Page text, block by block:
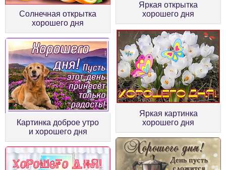
Солнечная открытка
хорошего дня
Яркая открытка
хорошего дня
Картинка доброе утро
и хорошего дня
Яркая картинка
хорошего дня